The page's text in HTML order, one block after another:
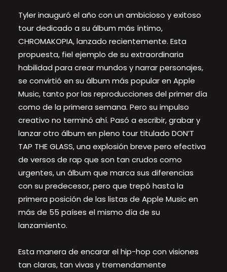
Tyler inauguró el año con un ambicioso y exitoso
tour dedicado a su álbum más íntimo,
CHROMAKOPIA, lanzado recientemente. Esta
propuesta, fiel ejemplo de su extraordinaria
habilidad para crear mundos y narrar personajes,
se convirtió en su álbum más popular en Apple
Music, tanto por las reproducciones del primer día
como de la primera semana. Pero su impulso
creativo no terminó ahí. Pasó a escribir, grabar y
lanzar otro álbum en pleno tour titulado DON’T
TAP THE GLASS, una explosión breve pero efectiva
de versos de rap que son tan crudos como
urgentes, un álbum que marca sus diferencias
con su predecesor, pero que trepó hasta la
primera posición de las listas de Apple Music en
más de 55 países el mismo día de su
lanzamiento.
Esta manera de encarar el hip-hop con visiones
tan claras, tan vivas y tremendamente